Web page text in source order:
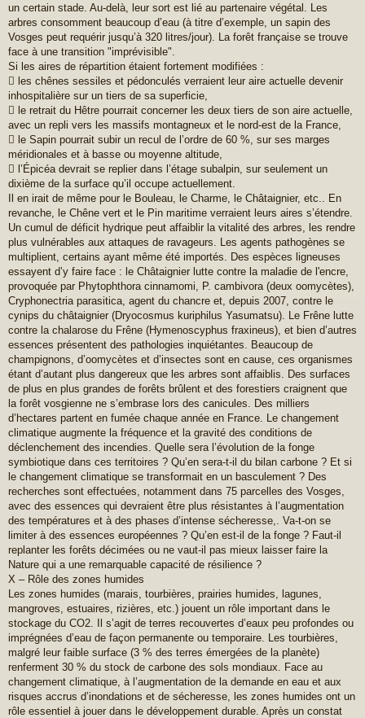
un certain stade. Au-delà, leur sort est lié au partenaire végétal. Les
arbres consomment beaucoup d’eau (à titre d’exemple, un sapin des
Vosges peut requérir jusqu’à 320 litres/jour). La forêt française se trouve
face à une transition "imprévisible".
Si les aires de répartition étaient fortement modifiées :
 les chênes sessiles et pédonculés verraient leur aire actuelle devenir
inhospitalière sur un tiers de sa superficie,
 le retrait du Hêtre pourrait concerner les deux tiers de son aire actuelle,
avec un repli vers les massifs montagneux et le nord-est de la France,
 le Sapin pourrait subir un recul de l’ordre de 60 %, sur ses marges
méridionales et à basse ou moyenne altitude,
 l’Épicéa devrait se replier dans l’étage subalpin, sur seulement un
dixième de la surface qu’il occupe actuellement.
Il en irait de même pour le Bouleau, le Charme, le Châtaignier, etc.. En
revanche, le Chêne vert et le Pin maritime verraient leurs aires s’étendre.
Un cumul de déficit hydrique peut affaiblir la vitalité des arbres, les rendre
plus vulnérables aux attaques de ravageurs. Les agents pathogènes se
multiplient, certains ayant même été importés. Des espèces ligneuses
essayent d’y faire face : le Châtaignier lutte contre la maladie de l'encre,
provoquée par Phytophthora cinnamomi, P. cambivora (deux oomycètes),
Cryphonectria parasitica, agent du chancre et, depuis 2007, contre le
cynips du châtaignier (Dryocosmus kuriphilus Yasumatsu). Le Frêne lutte
contre la chalarose du Frêne (Hymenoscyphus fraxineus), et bien d’autres
essences présentent des pathologies inquiétantes. Beaucoup de
champignons, d’oomycètes et d’insectes sont en cause, ces organismes
étant d’autant plus dangereux que les arbres sont affaiblis. Des surfaces
de plus en plus grandes de forêts brûlent et des forestiers craignent que
la forêt vosgienne ne s’embrase lors des canicules. Des milliers
d’hectares partent en fumée chaque année en France. Le changement
climatique augmente la fréquence et la gravité des conditions de
déclenchement des incendies. Quelle sera l’évolution de la fonge
symbiotique dans ces territoires ? Qu’en sera-t-il du bilan carbone ? Et si
le changement climatique se transformait en un basculement ? Des
recherches sont effectuées, notamment dans 75 parcelles des Vosges,
avec des essences qui devraient être plus résistantes à l’augmentation
des températures et à des phases d’intense sécheresse,. Va-t-on se
limiter à des essences européennes ? Qu’en est-il de la fonge ? Faut-il
replanter les forêts décimées ou ne vaut-il pas mieux laisser faire la
Nature qui a une remarquable capacité de résilience ?
X – Rôle des zones humides
Les zones humides (marais, tourbières, prairies humides, lagunes,
mangroves, estuaires, rizières, etc.) jouent un rôle important dans le
stockage du CO2. Il s’agit de terres recouvertes d’eaux peu profondes ou
imprégnées d’eau de façon permanente ou temporaire. Les tourbières,
malgré leur faible surface (3 % des terres émergées de la planète)
renferment 30 % du stock de carbone des sols mondiaux. Face au
changement climatique, à l’augmentation de la demande en eau et aux
risques accrus d’inondations et de sécheresse, les zones humides ont un
rôle essentiel à jouer dans le développement durable. Après un constat